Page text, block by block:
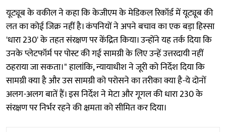
यूट्यूब के वकील ने कहा कि केजीएम के मेडिकल रिकॉर्ड में यूट्यूब की
लत का कोई जिक्र नहीं है। कंपनियों ने अपने बचाव का एक बड़ा हिस्सा
'धारा 230' के तहत संरक्षण पर केंद्रित किया। उन्होंने यह तर्क दिया कि
उनके प्लेटफॉर्म पर पोस्ट की गई सामग्री के लिए उन्हें उत्तरदायी नहीं
ठहराया जा सकता।" हालांकि, न्यायाधीश ने जूरी को निर्देश दिया कि
सामग्री क्या है और उस सामग्री को परोसने का तरीका क्या है-ये दोनों
अलग-अलग बातें हैं। इस निर्देश ने मेटा और गूगल की धारा 230 के
संरक्षण पर निर्भर रहने की क्षमता को सीमित कर दिया।